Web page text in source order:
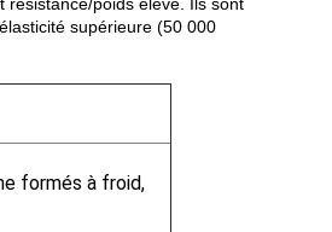
supérieure (50 000
formés à froid,